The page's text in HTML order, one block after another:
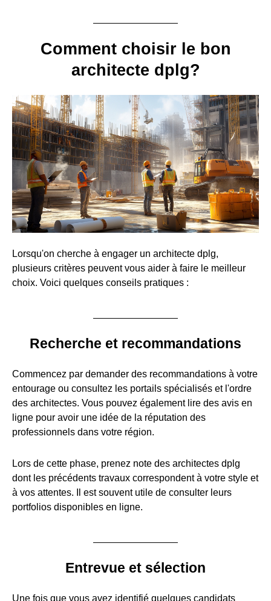
Comment choisir le bon
architecte dplg?
Lorsqu'on cherche à engager un architecte dplg,
plusieurs critères peuvent vous aider à faire le meilleur
choix. Voici quelques conseils pratiques :
Recherche et recommandations
Commencez par demander des recommandations à votre
entourage ou consultez les portails spécialisés et l'ordre
des architectes. Vous pouvez également lire des avis en
ligne pour avoir une idée de la réputation des
professionnels dans votre région.
Lors de cette phase, prenez note des architectes dplg
dont les précédents travaux correspondent à votre style et
à vos attentes. Il est souvent utile de consulter leurs
portfolios disponibles en ligne.
Entrevue et sélection
Une fois que vous avez identifié quelques candidats